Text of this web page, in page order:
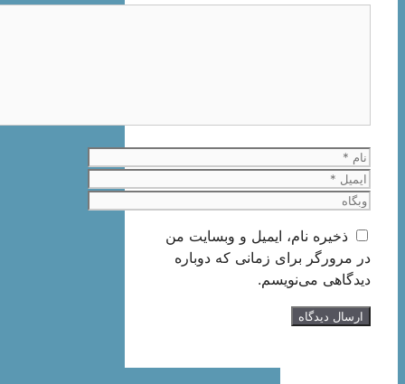
نام
ایمیل
وبگاه
ذخیره نام، ایمیل و وبسایت من
در مرورگر برای زمانی که دوباره
دیدگاهی می‌نویسم.